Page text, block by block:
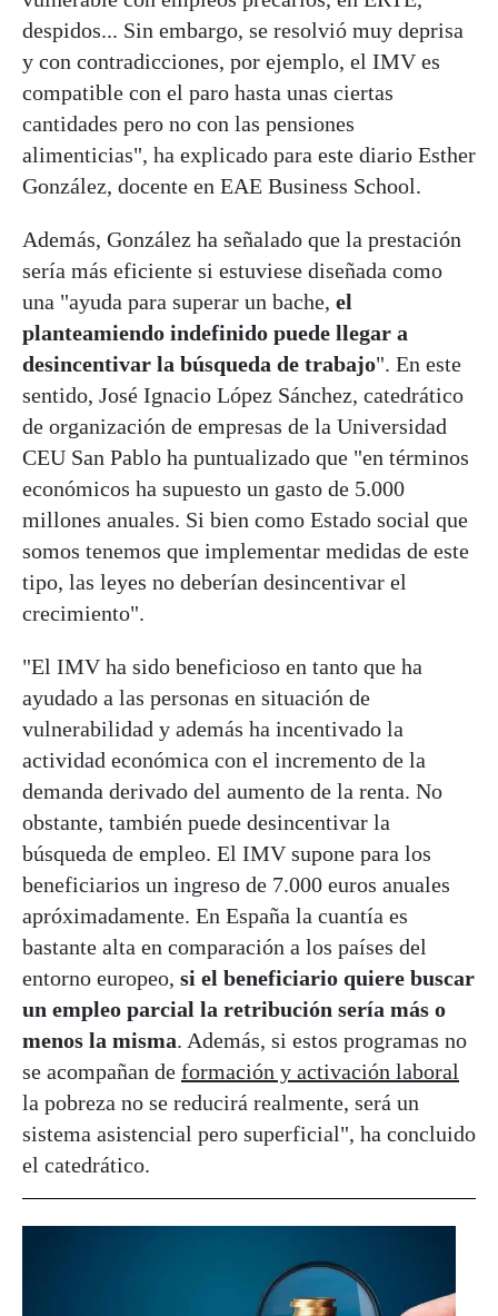
despidos... Sin embargo, se resolvió muy deprisa
y con contradicciones, por ejemplo, el IMV es
compatible con el paro hasta unas ciertas
cantidades pero no con las pensiones
alimenticias", ha explicado para este diario Esther
González, docente en EAE Business School.
Además, González ha señalado que la prestación
sería más eficiente si estuviese diseñada como
una "ayuda para superar un bache, el
planteamiendo indefinido puede llegar a
desincentivar la búsqueda de trabajo". En este
sentido, José Ignacio López Sánchez, catedrático
de organización de empresas de la Universidad
CEU San Pablo ha puntualizado que "en términos
económicos ha supuesto un gasto de 5.000
millones anuales. Si bien como Estado social que
somos tenemos que implementar medidas de este
tipo, las leyes no deberían desincentivar el
crecimiento".
"El IMV ha sido beneficioso en tanto que ha
ayudado a las personas en situación de
vulnerabilidad y además ha incentivado la
actividad económica con el incremento de la
demanda derivado del aumento de la renta. No
obstante, también puede desincentivar la
búsqueda de empleo. El IMV supone para los
beneficiarios un ingreso de 7.000 euros anuales
apróximadamente. En España la cuantía es
bastante alta en comparación a los países del
entorno europeo, si el beneficiario quiere buscar
un empleo parcial la retribución sería más o
menos la misma. Además, si estos programas no
se acompañan de formación y activación laboral
la pobreza no se reducirá realmente, será un
sistema asistencial pero superficial", ha concluido
el catedrático.